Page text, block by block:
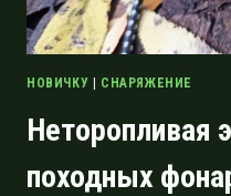
НОВИЧКУ | СНАРЯЖЕНИЕ
Неторопливая
походных